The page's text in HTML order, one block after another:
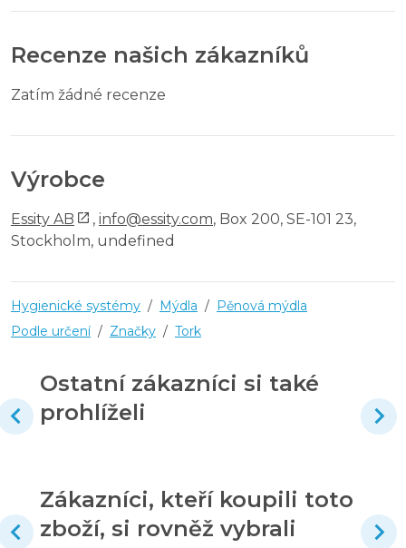
Recenze našich zákazníků
Zatím žádné recenze
Výrobce
Essity AB , info@essity.com, Box 200, SE-101 23,
Stockholm, undefined
Hygienické systémy / Mýdla / Pěnová mýdla
Podle určení / Značky / Tork
Ostatní zákazníci si také
prohlíželi
Zákazníci, kteří koupili toto
zboží, si rovněž vybrali